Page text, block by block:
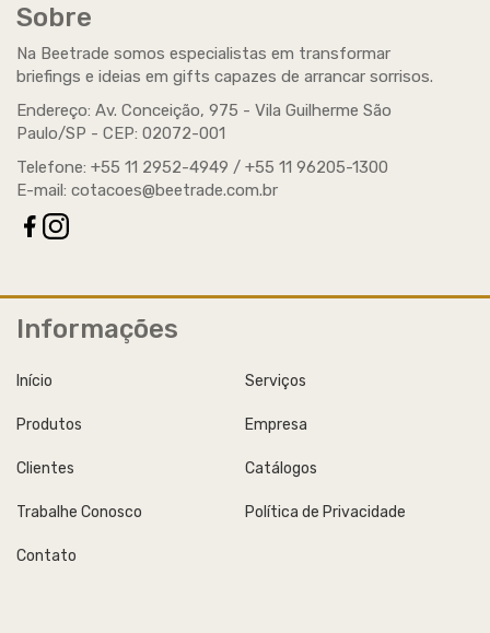
Beetrade Marketing Promocional e
Eventos
Serviço agregado opcional: A Beetrade possui expertise
para atender seus clientes também no que se refere ao
Marketing Promocional...
Sobre
Na Beetrade somos especialistas em transformar
briefings e ideias em gifts capazes de arrancar sorrisos.
Endereço: Av. Conceição, 975 - Vila Guilherme São
Paulo/SP - CEP: 02072-001
Telefone: +55 11 2952-4949 / +55 11 96205-1300
E-mail: cotacoes@beetrade.com.br
Informações
Início Serviços
Produtos Empresa
Clientes Catálogos
Trabalhe Conosco Política de Privacidade
Contato